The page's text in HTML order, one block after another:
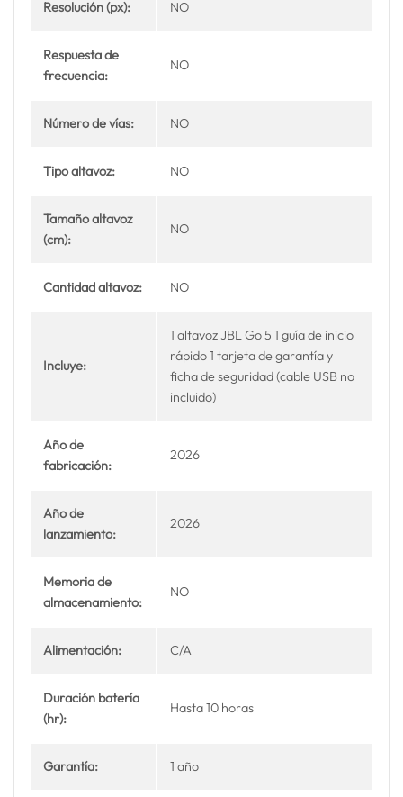
Resolución (px): NO
Respuesta de
frecuencia:
NO
Número de vías: NO
Tipo altavoz: NO
Tamaño altavoz
(cm):
NO
Cantidad altavoz: NO
Incluye:
1 altavoz JBL Go 5 1 guía de inicio
rápido 1 tarjeta de garantía y
ficha de seguridad (cable USB no
incluido)
Año de
fabricación:
2026
Año de
lanzamiento:
2026
Memoria de
almacenamiento:
NO
Alimentación: C/A
Duración batería
(hr):
Hasta 10 horas
Garantía: 1 año